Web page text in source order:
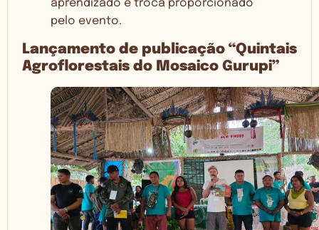
aprendizado e troca proporcionado
pelo evento.
Lançamento de publicação “Quintais
Agroflorestais do Mosaico Gurupi”